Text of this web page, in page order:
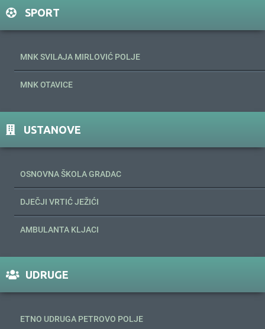
SPORT
MNK SVILAJA MIRLOVIĆ POLJE
MNK OTAVICE
USTANOVE
OSNOVNA ŠKOLA GRADAC
DJEČJI VRTIĆ JEŽIĆI
AMBULANTA KLJACI
UDRUGE
ETNO UDRUGA PETROVO POLJE